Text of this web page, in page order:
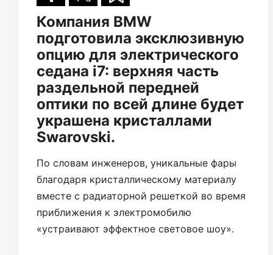
Компания BMW
подготовила эксклюзивную
опцию для электрического
седана i7: верхняя часть
раздельной передней
оптики по всей длине будет
украшена кристаллами
Swarovski.
По словам инженеров, уникальные фары
благодаря кристаллическому материалу
вместе с радиаторной решеткой во время
приближения к электромобилю
«устраивают эффектное световое шоу».